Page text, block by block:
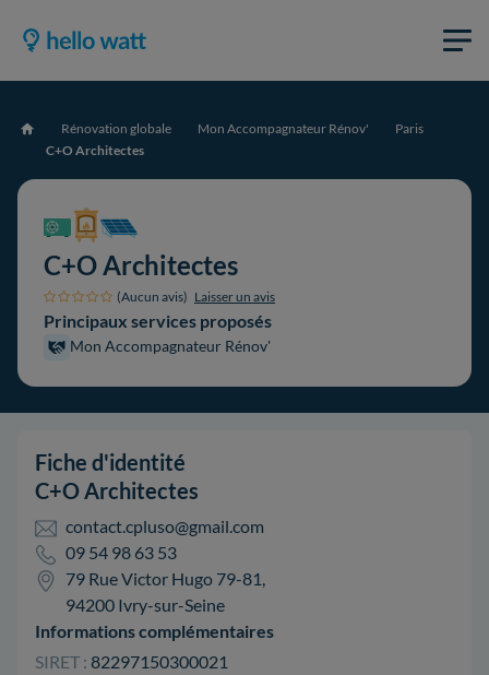
Accueil Rénovation globale Mon Accompagnateur Rénov'
Paris
C+O Architectes
C+O Architectes
(Aucun avis) Laisser un avis
Principaux services proposés
Mon Accompagnateur Rénov'
Fiche d'identité
C+O Architectes
contact.cpluso@gmail.com
09 54 98 63 53
79 Rue Victor Hugo 79-81,
94200 Ivry-sur-Seine
Informations complémentaires
SIRET : 82297150300021